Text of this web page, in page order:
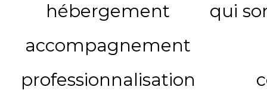
hébergement
accompagnement
professionnalisation
qui